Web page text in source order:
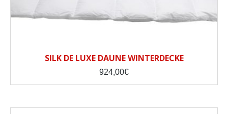
SILK DE LUXE DAUNE WINTERDECKE
924,00€